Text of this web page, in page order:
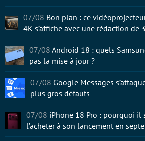
07/08 Bon plan : ce
4K s’affiche avec une rédaction de
07/08 Android 18 : quels
pas la mise à jour ?
07/08 Google Messages
plus gros défauts
07/08 iPhone 18 Pro : pourquoi il
l’acheter à son lancement en